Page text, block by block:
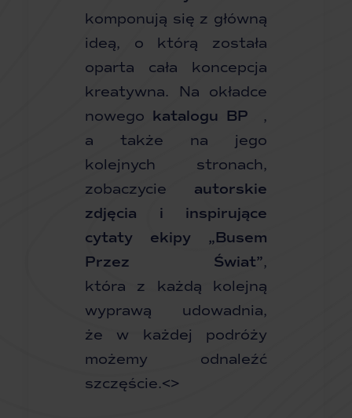
komponują się z główną
ideą, o którą została
oparta cała koncepcja
kreatywna. Na okładce
nowego katalogu BP
,
a także na jego
kolejnych stronach,
zobaczycie autorskie
zdjęcia i inspirujące
cytaty ekipy „Busem
Przez Świat”,
która z każdą kolejną
wyprawą udowadnia,
że w każdej podróży
możemy odnaleźć
szczęście.<>